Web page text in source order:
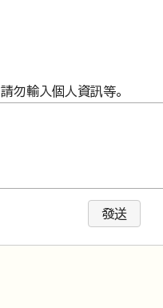
勿輸入個人資訊等。
發送